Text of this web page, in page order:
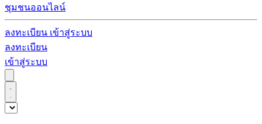
ชุมชนออนไลน์
ลงทะเบียน เข้าสู่ระบบ
ลงทะเบียน
เข้าสู่ระบบ